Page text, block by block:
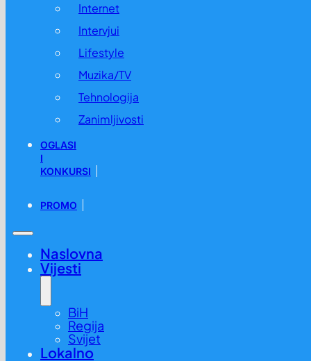
Internet
Intervjui
Lifestyle
Muzika/TV
Tehnologija
Zanimljivosti
OGLASI
I
KONKURSI
PROMO
Naslovna
Vijesti
BiH
Regija
Svijet
Lokalno